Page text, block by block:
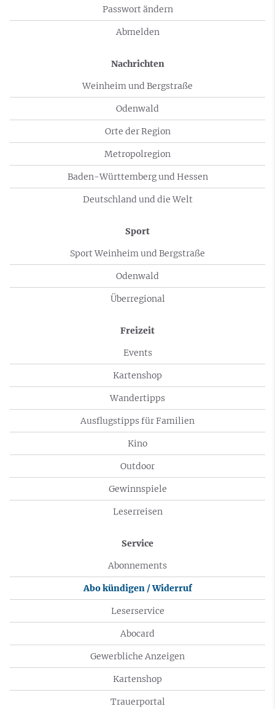
Passwort ändern
Abmelden
Nachrichten
Weinheim und Bergstraße
Odenwald
Orte der Region
Metropolregion
Baden-Württemberg und Hessen
Deutschland und die Welt
Sport
Sport Weinheim und Bergstraße
Odenwald
Überregional
Freizeit
Events
Kartenshop
Wandertipps
Ausflugstipps für Familien
Kino
Outdoor
Gewinnspiele
Leserreisen
Service
Abonnements
Abo kündigen / Widerruf
Leserservice
Abocard
Gewerbliche Anzeigen
Kartenshop
Trauerportal